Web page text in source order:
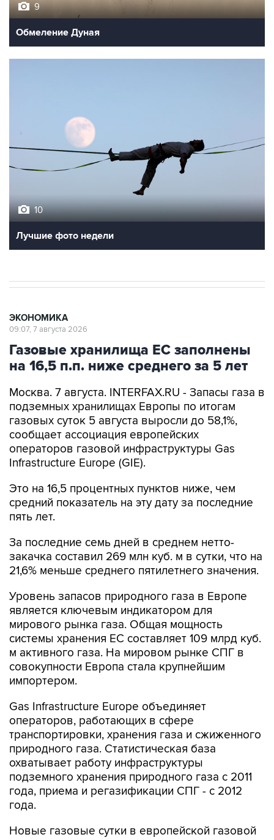
Обмеление Дуная
Лучшие фото недели
Газовые хранилища ЕС заполнены
на 16,5 п.п. ниже среднего за 5 лет
Москва. 7 августа. INTERFAX.RU - Запасы газа в
газовых суток 5 августа выросли до 58,1%,
сообщает ассоциация европейских
операторов газовой инфраструктуры Gas
Infrastructure Europe (GIE).
Это на 16,5 процентных пунктов ниже, чем
пять лет.
За последние семь дней в среднем нетто-
21,6% меньше среднего пятилетнего значения.
Уровень запасов природного газа в Европе
мирового рынка газа. Общая мощность
системы хранения ЕС составляет 109 млрд куб.
м активного газа. На мировом рынке СПГ в
совокупности Европа стала крупнейшим
импортером.
Gas Infrastructure Europe объединяет
транспортировки, хранения газа и сжиженного
природного газа. Статистическая база
охватывает работу инфраструктуры
подземного хранения природного газа с 2011
года, приема и регазификации СПГ - с 2012
года.
Новые газовые сутки в европейской газовой
Центральноевропейскому времени (CET).